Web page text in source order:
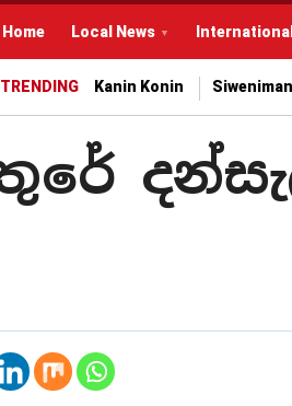
Home Local News
TRENDING Kanin Konin